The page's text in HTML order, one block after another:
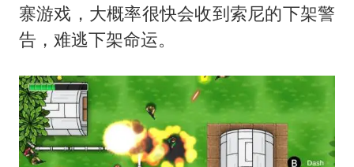
寨游戏，大概率很快会收到索尼的下架警
告，难逃下架命运。